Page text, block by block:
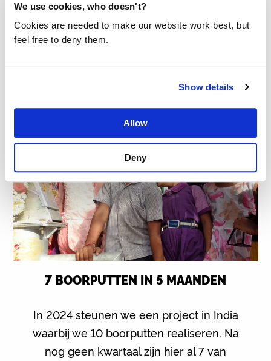
We use cookies, who doesn't?
Cookies are needed to make our website work best, but
feel free to deny them.
Show details
Allow
Deny
In India helpen we om 10 boorputten
Hoe gaat dat in z'n werk? We vertellen
7 BOORPUTTEN IN 5 MAANDEN
In 2024 steunen we een project in India
waarbij we 10 boorputten realiseren. Na
nog geen kwartaal zijn hier al 7 van